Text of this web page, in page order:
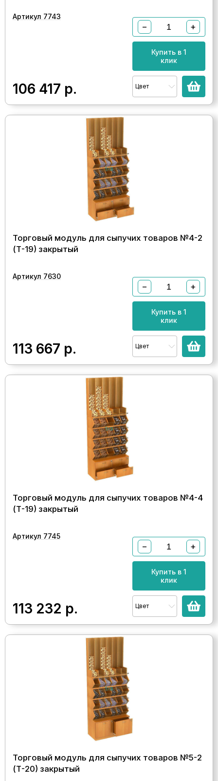
Артикул 7743
106 417 р.
− +
Купить в 1
клик
Цвет
Торговый модуль для сыпучих товаров №4-2
(Т-19) закрытый
Артикул 7630
113 667 р.
− +
Купить в 1
клик
Цвет
Торговый модуль для сыпучих товаров №4-4
(Т-19) закрытый
Артикул 7745
113 232 р.
− +
Купить в 1
клик
Цвет
Торговый модуль для сыпучих товаров №5-2
(Т-20) закрытый